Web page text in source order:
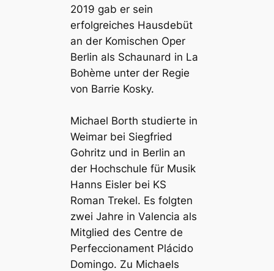
2019 gab er sein
erfolgreiches Hausdebüt
an der Komischen Oper
Berlin als Schaunard in La
Bohème unter der Regie
von Barrie Kosky.
Michael Borth studierte in
Weimar bei Siegfried
Gohritz und in Berlin an
der Hochschule für Musik
Hanns Eisler bei KS
Roman Trekel. Es folgten
zwei Jahre in Valencia als
Mitglied des Centre de
Perfeccionament Plácido
Domingo. Zu Michaels